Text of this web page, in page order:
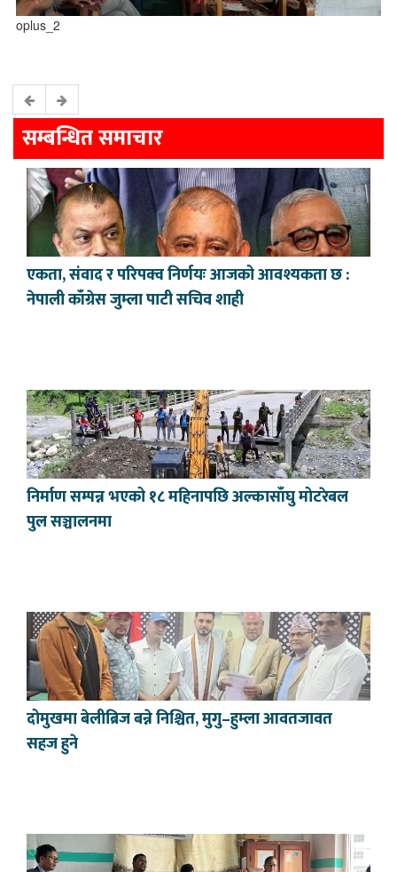
oplus_2
सम्बन्धित समाचार
एकता, संवाद र परिपक्व निर्णयः आजको आवश्यकता छ :
नेपाली काँग्रेस जुम्ला पाटी सचिव शाही
निर्माण सम्पन्न भएको १८ महिनापछि अल्कासाँघु मोटरेबल
पुल सञ्चालनमा
दोमुखमा बेलीब्रिज बन्ने निश्चित, मुगु–हुम्ला आवतजावत
सहज हुने